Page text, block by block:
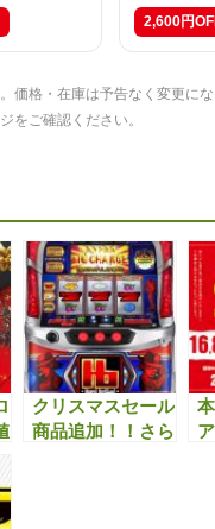
2,600円
価格・在庫は予告なく変更にな
をご確認ください。
クリスマスセール
商品追加！！さら